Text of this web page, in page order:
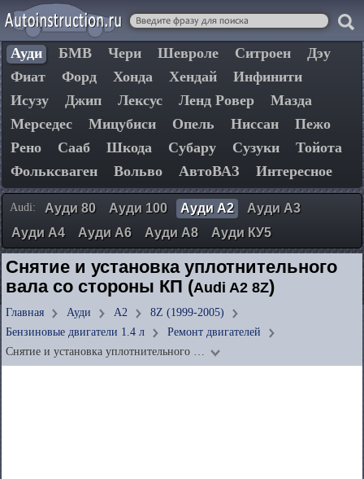
Ауди БМВ Чери Шевроле Ситроен
Дэу
Фиат
Форд Хонда Хендай
Инфинити
Исузу
Джип Лексус Ленд Ровер
Мазда
Мерседес
Мицубиси Опель Ниссан
Пежо
Рено
Сааб Шкода Субару Сузуки
Тойота
Фольксваген
Вольво АвтоВАЗ Интересное
Audi: Ауди 80 Ауди 100 Ауди А2
Ауди А3
Ауди А4
Ауди А6 Ауди А8 Ауди КУ5
Снятие и установка уплотнительного
вала со стороны КП (Audi A2 8Z)
Главная Ауди А2
8Z (1999-2005)
Бензиновые двигатели 1.4 л
Ремонт двигателей
Снятие и установка уплотнительного …